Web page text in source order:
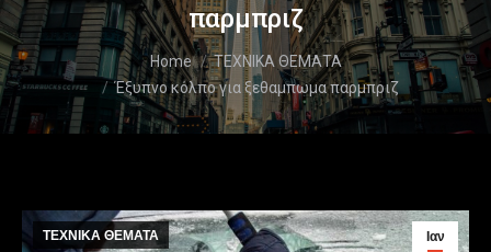
παρμπριζ
You are here: Home
ΤΕΧΝΙΚΑ ΘΕΜΑΤΑ
Έξυπνο κόλπο για ξεθαμπωμα παρμπριζ
Ιαν
ΤΕΧΝΙΚΑ ΘΕΜΑΤΑ